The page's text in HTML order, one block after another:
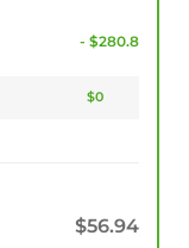
- $280.8
$0
$56.94